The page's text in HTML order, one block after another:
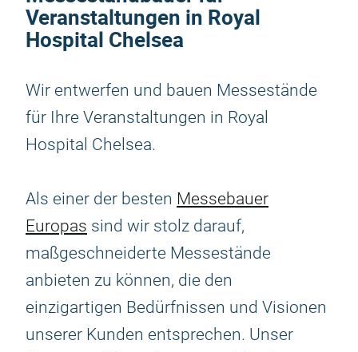
Veranstaltungen in Royal
Hospital Chelsea
Wir entwerfen und bauen Messestände
für Ihre Veranstaltungen in Royal
Hospital Chelsea.
Als einer der besten Messebauer
Europas sind wir stolz darauf,
maßgeschneiderte Messestände
anbieten zu können, die den
einzigartigen Bedürfnissen und Visionen
unserer Kunden entsprechen. Unser